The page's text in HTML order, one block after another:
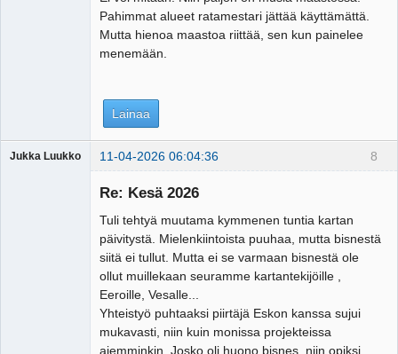
Pahimmat alueet ratamestari jättää käyttämättä.
Mutta hienoa maastoa riittää, sen kun painelee
menemään.
Lainaa
8
Jukka Luukko 11-04-2026 06:04:36
Re: Kesä 2026
Tuli tehtyä muutama kymmenen tuntia kartan
päivitystä. Mielenkiintoista puuhaa, mutta bisnestä
siitä ei tullut. Mutta ei se varmaan bisnestä ole
ollut muillekaan seuramme kartantekijöille ,
Eeroille, Vesalle...
Yhteistyö puhtaaksi piirtäjä Eskon kanssa sujui
mukavasti, niin kuin monissa projekteissa
aiemminkin. Josko oli huono bisnes, niin opiksi